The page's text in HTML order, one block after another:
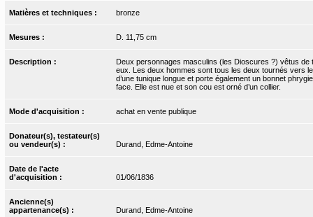
Matières et techniques : bronze
Mesures : D. 11,75 cm
Description :
Deux personnages masculins (les Dioscures ?) vêtus de
eux. Les deux hommes sont tous les deux tournés vers
d’une tunique longue et porte également un bonnet
face. Elle est nue et son cou est orné d’un collier.
Mode d'acquisition : achat en vente publique
Donateur(s), testateur(s)
ou vendeur(s) :
Durand, Edme-Antoine
Date de l'acte
d'acquisition :
01/06/1836
Ancienne(s)
appartenance(s) :
Durand, Edme-Antoine